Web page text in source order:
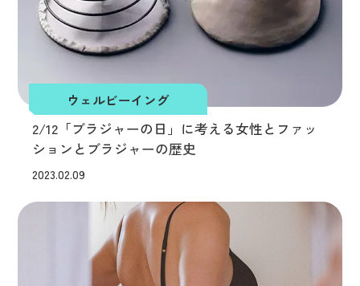
ウェルビーイング
2/12「ブラジャーの日」に考える女性とファッ
ションとブラジャーの歴史
2023.02.09